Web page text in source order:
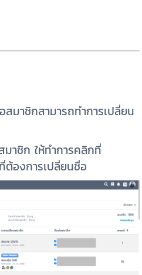
มาชิกสามารถทำการเปลี่ยน
าชิก ให้ทำการคลิกที่
องการเปลี่ยนชื่อ